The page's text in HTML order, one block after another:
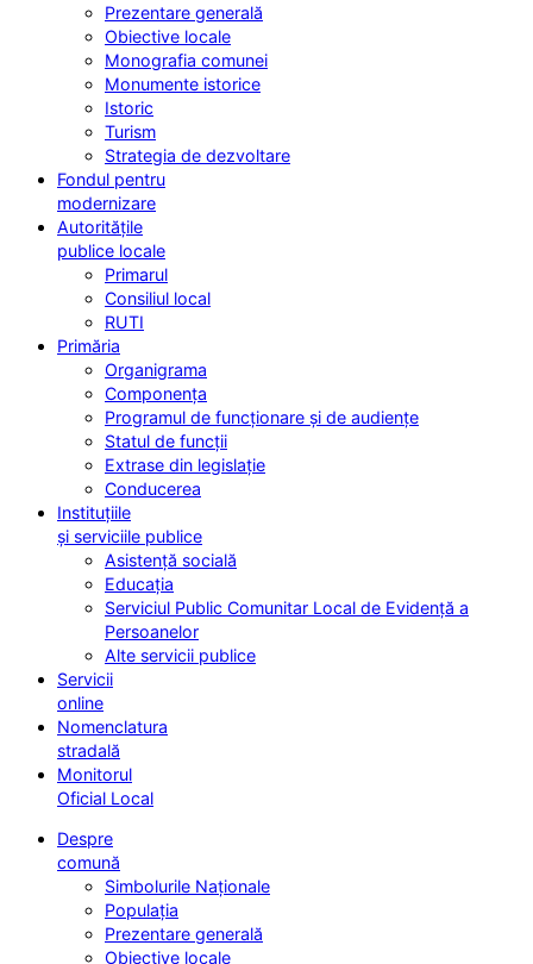
Prezentare generală
Obiective locale
Monografia comunei
Monumente istorice
Istoric
Turism
Strategia de dezvoltare
Fondul pentru
modernizare
Autoritățile
publice locale
Primarul
Consiliul local
RUTI
Primăria
Organigrama
Componența
Programul de funcționare și de audiențe
Statul de funcții
Extrase din legislație
Conducerea
Instituțiile
și serviciile publice
Asistență socială
Educația
Serviciul Public Comunitar Local de Evidență a
Persoanelor
Alte servicii publice
Servicii
online
Nomenclatura
stradală
Monitorul
Oficial Local
Despre
comună
Simbolurile Naționale
Populația
Prezentare generală
Obiective locale